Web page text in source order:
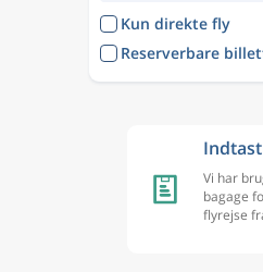
Kun direkte fly
Reserverbare
Vi har
bagage
flyrejse